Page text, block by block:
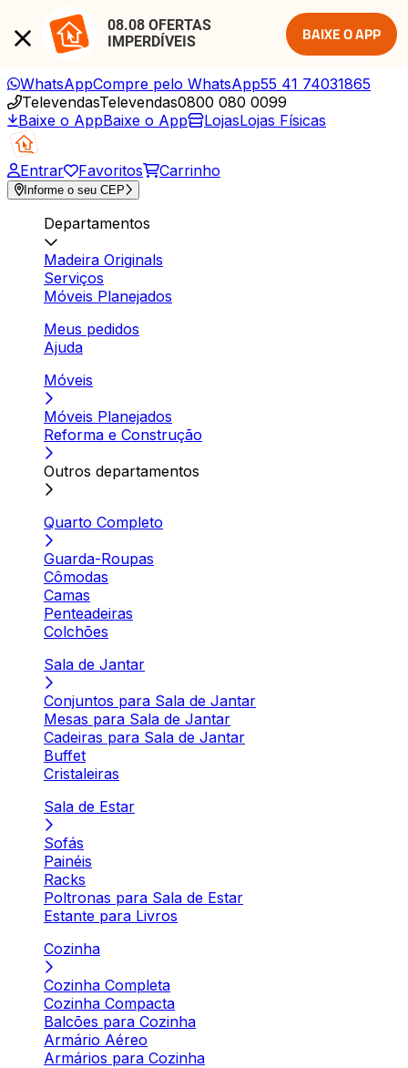
08.08 OFERTAS
IMPERDÍVEIS
BAIXE O APP
WhatsAppCompre pelo WhatsApp55 41 74031865
TelevendasTelevendas0800 080 0099
Baixe o AppBaixe o App LojasLojas Físicas
Entrar Favoritos Carrinho
Informe o seu CEP
Departamentos
Madeira Originals
Serviços
Móveis Planejados
Meus pedidos
Ajuda
Móveis
Móveis Planejados
Reforma e Construção
Outros departamentos
Quarto Completo
Guarda-Roupas
Cômodas
Camas
Penteadeiras
Colchões
Sala de Jantar
Conjuntos para Sala de Jantar
Mesas para Sala de Jantar
Cadeiras para Sala de Jantar
Buffet
Cristaleiras
Sala de Estar
Sofás
Painéis
Racks
Poltronas para Sala de Estar
Estante para Livros
Cozinha
Cozinha Completa
Cozinha Compacta
Balcões para Cozinha
Armário Aéreo
Armários para Cozinha